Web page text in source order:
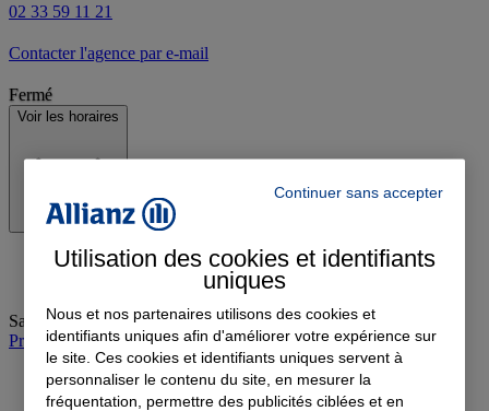
02 33 59 11 21
Contacter l'agence par e-mail
Fermé
Voir les horaires
Samedi: 09:00-12:00
Prendre rendez-vous à l'agence
Continuer sans accepter
Utilisation des cookies et identifiants
uniques
Nous et nos partenaires utilisons des cookies et
identifiants uniques afin d'améliorer votre expérience sur
le site. Ces cookies et identifiants uniques servent à
personnaliser le contenu du site, en mesurer la
fréquentation, permettre des publicités ciblées et en